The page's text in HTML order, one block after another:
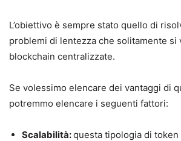
L’obiettivo è sempre stato quello di
problemi di lentezza che solitamente si
blockchain centralizzate.
Se volessimo elencare dei vantaggi di
potremmo elencare i seguenti fattori:
Scalabilità:questa tipologia di